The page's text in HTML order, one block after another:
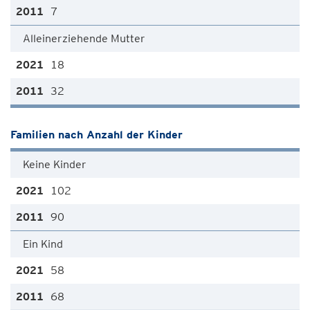
7
Alleinerziehende Mutter
18
32
Familien nach Anzahl der Kinder
Keine Kinder
102
90
Ein Kind
58
68